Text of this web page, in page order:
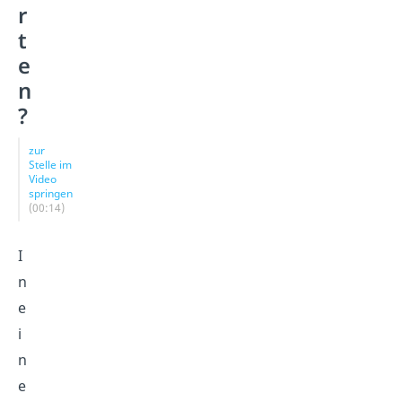
r
t
e
n
?
zur
Stelle im
Video
springen
(00:14)
I
n
e
i
n
e